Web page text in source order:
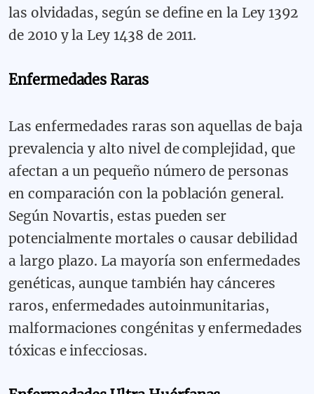
las olvidadas, según se define en la Ley 1392
de 2010 y la Ley 1438 de 2011.
Enfermedades Raras
Las enfermedades raras son aquellas de baja
prevalencia y alto nivel de complejidad, que
afectan a un pequeño número de personas
en comparación con la población general.
Según Novartis, estas pueden ser
potencialmente mortales o causar debilidad
a largo plazo. La mayoría son enfermedades
genéticas, aunque también hay cánceres
raros, enfermedades autoinmunitarias,
malformaciones congénitas y enfermedades
tóxicas e infecciosas.